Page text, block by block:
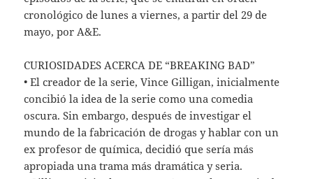
cronológico de lunes a viernes, a partir del 29 de
mayo, por A&E.
CURIOSIDADES ACERCA DE “BREAKING BAD”
• El creador de la serie, Vince Gilligan, inicialmente
concibió la idea de la serie como una comedia
oscura. Sin embargo, después de investigar el
mundo de la fabricación de drogas y hablar con un
ex profesor de química, decidió que sería más
apropiada una trama más dramática y seria.